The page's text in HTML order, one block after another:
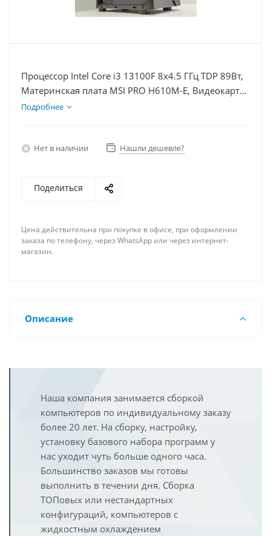
Процессор Intel Core i3 13100F 8x4.5 ГГц TDP 89Вт,
Материнская плата MSI PRO H610M-E, Видеокарта
RTX 4060 8Гб, Память DDR4 64Gb, Диски SSD
Подробнее
Нет в наличии Нашли дешевле?
Поделиться
Цена действительна при покупке в офисе, при оформлении
заказа по телефону, через WhatsApp или через интернет-
магазин.
Описание
Наша компания занимается сборкой
компьютеров по индивидуальному заказу
более 20 лет. На сборку, настройку,
установку базового набора программ у
нас уходит чуть больше одного часа.
Большинство заказов мы готовы
выполнить в течении дня. Сборка
ТОПовых или нестандартных
конфигураций, компьютеров с
жидкостным охлаждением